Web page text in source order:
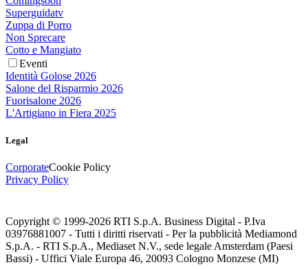
Superguidatv
Zuppa di Porro
Non Sprecare
Cotto e Mangiato
Eventi
Identità Golose 2026
Salone del Risparmio 2026
Fuorisalone 2026
L'Artigiano in Fiera 2025
Legal
CorporateCookie Policy
Privacy Policy
Copyright © 1999-2026 RTI S.p.A. Business Digital - P.Iva
03976881007 - Tutti i diritti riservati - Per la pubblicità Mediamond
S.p.A. - RTI S.p.A., Mediaset N.V., sede legale Amsterdam (Paesi
Bassi) - Uffici Viale Europa 46, 20093 Cologno Monzese (MI)